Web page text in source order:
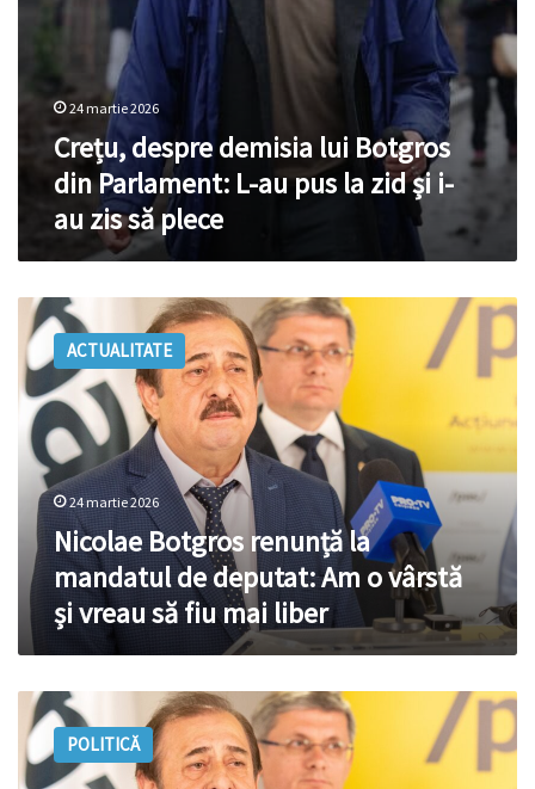
zis
plece
24 martie 2026
Crețu, despre demisia lui Botgros
din Parlament: L-au pus la zid și i-
au zis să plece
Nicolae
Botgros
renunță
la
mandatul
de
deputat:
Am
vârstă
vreau
fiu
mai
ACTUALITATE
24 martie 2026
Nicolae Botgros renunță la
mandatul de deputat: Am o vârstă
și vreau să fiu mai liber
De
la
centru
cultural
POLITICĂ